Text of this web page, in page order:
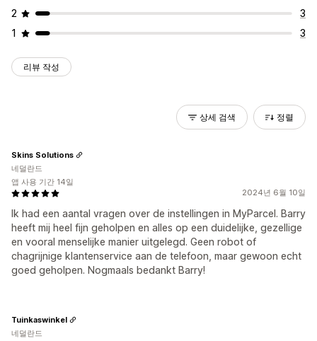
2
3
1
3
리뷰 작성
상세 검색 정렬
2024년 6월 10일
Ik had een aantal vragen over de instellingen in MyParcel. Barry
heeft mij heel fijn geholpen en alles op een duidelijke, gezellige
en vooral menselijke manier uitgelegd. Geen robot of
chagrijnige klantenservice aan de telefoon, maar gewoon echt
goed geholpen. Nogmaals bedankt Barry!
Skins Solutions
네덜란드
앱 사용 기간 14일
Tuinkaswinkel
네덜란드